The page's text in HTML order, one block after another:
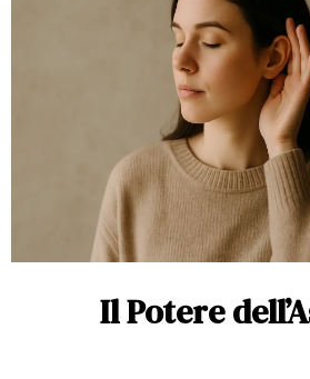
Il Potere